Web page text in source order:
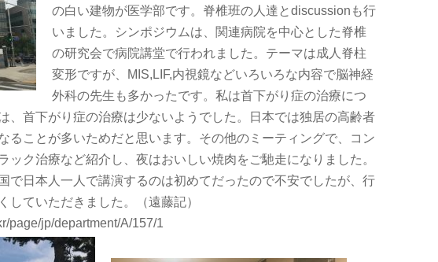
の白い建物が医学部です。脊椎班の人達とdiscussionも行
いました。シンポジウムは、関連病院を中心とした脊椎
の研究会で病院講堂で行われました。テーマは成人脊柱
変形ですが、MIS,LIF,内視鏡などいろいろな内容で脳神経
外科の先生も多かったです。私は首下がり症の治療につ
、首下がり症の治療は少ないようでした。日本では独居の高齢者
ることが多いためだと思います。その他のミーティングで、コン
ック治療など紹介し、夜はおいしい焼肉をご馳走になりました。
で日本人一人で講演するのは初めてだったので不安でしたが、行
していただきました。（遠藤記）
page/jp/department/A/157/1